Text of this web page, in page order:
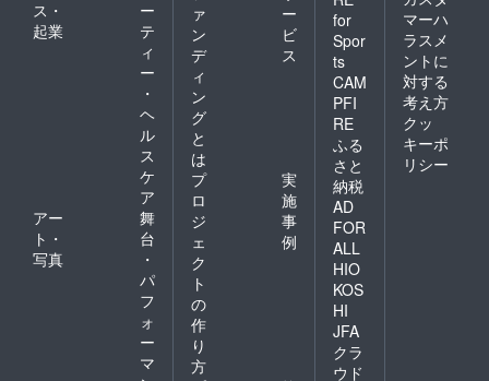
ス・
起業
ー
テ
ィ
ー
・
ヘ
ル
ス
ケ
ア
アー
ト・
写真
舞
台
・
パ
フ
ォ
ー
マ
ァ
ン
デ
ィ
ン
グ
と
は
ー
ビ
ス
プ
ロ
ジ
ェ
ク
ト
の
作
り
方
実
施
事
例
for
Spor
ts
CAM
PFI
RE
ふる
さと
納税
AD
FOR
ALL
HIO
KOS
HI
JFA
クラ
ウド
マーハ
ラスメ
ントに
対する
考え方
クッ
キーポ
リシー